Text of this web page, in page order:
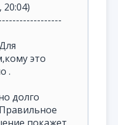
20:04)
это
.
долго